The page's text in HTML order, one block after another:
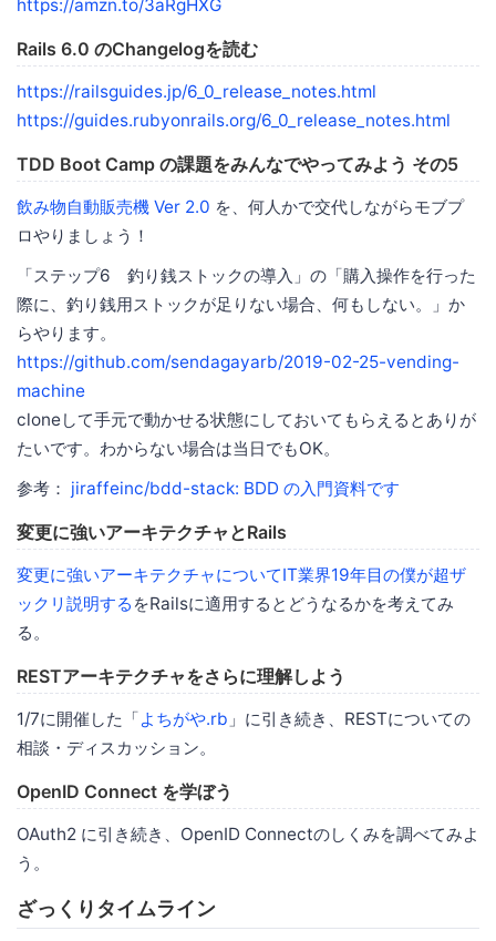
https://amzn.to/3aRgHXG
Rails 6.0 のChangelogを読む
https://railsguides.jp/6_0_release_notes.html
https://guides.rubyonrails.org/6_0_release_notes.html
TDD Boot Camp の課題をみんなでやってみよう その5
飲み物自動販売機 Ver 2.0 を、何人かで交代しながらモブプ
ロやりましょう！
「ステップ6 釣り銭ストックの導入」の「購入操作を行った
際に、釣り銭用ストックが足りない場合、何もしない。」か
らやります。
https://github.com/sendagayarb/2019-02-25-vending-
machine
cloneして手元で動かせる状態にしておいてもらえるとありが
たいです。わからない場合は当日でもOK。
参考： jiraffeinc/bdd-stack: BDD の入門資料です
変更に強いアーキテクチャとRails
変更に強いアーキテクチャについてIT業界19年目の僕が超ザ
ックリ説明する をRailsに適用するとどうなるかを考えてみ
る。
RESTアーキテクチャをさらに理解しよう
1/7に開催した「よちがや.rb 」に引き続き、RESTについての
相談・ディスカッション。
OpenID Connect を学ぼう
OAuth2 に引き続き、OpenID Connectのしくみを調べてみよ
う。
ざっくりタイムライン